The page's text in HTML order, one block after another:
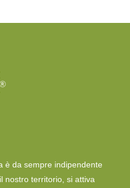
è da sempre indipendente
nostro territorio, si attiva